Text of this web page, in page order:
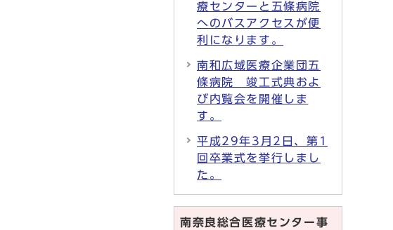
療センターと五條病院
へのバスアクセスが便
利になります。
南和広域医療企業団五
條病院 竣工式典およ
び内覧会を開催しま
す。
平成29年3月2日、第1
回卒業式を挙行しまし
た。
南奈良総合医療センター事